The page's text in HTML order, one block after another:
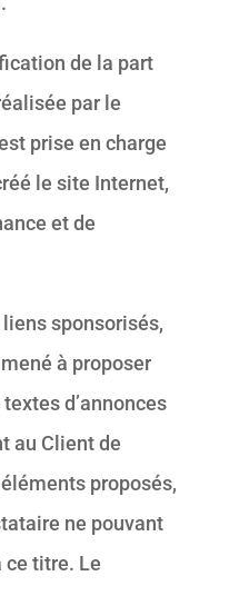
de la part
par le
prise en charge
le site Internet,
et de
liens sponsorisés,
à proposer
d’annonces
au Client de
proposés,
ne pouvant
ce titre. Le